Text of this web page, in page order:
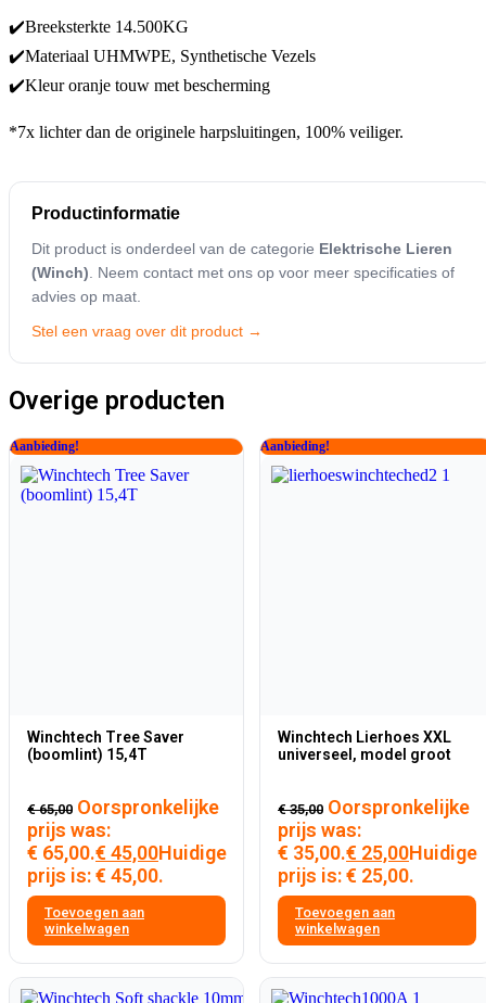
✔️Breeksterkte 14.500KG
✔️Materiaal UHMWPE, Synthetische Vezels
✔️Kleur oranje touw met bescherming
*7x lichter dan de originele harpsluitingen, 100% veiliger.
Productinformatie
Dit product is onderdeel van de categorie Elektrische Lieren
(Winch) . Neem contact met ons op voor meer specificaties of
advies op maat.
Stel een vraag over dit product →
Overige producten
Aanbieding!
Winchtech Tree Saver
(boomlint) 15,4T
€65,00 Oorspronkelijke
prijs was:
€ 65,00.€ 45,00Huidige
prijs is: € 45,00.
Toevoegen aan
winkelwagen
Aanbieding!
Winchtech Lierhoes XXL
universeel, model groot
€35,00 Oorspronkelijke
prijs was:
€ 35,00.€ 25,00Huidige
prijs is: € 25,00.
Toevoegen aan
winkelwagen